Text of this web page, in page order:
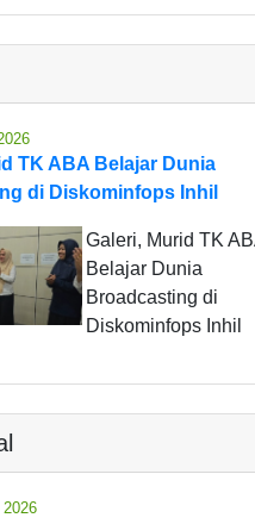
TK ABA Belajar Dunia
di Diskominfops Inhil
Galeri, Murid TK
Belajar Dunia
Broadcasting di
Diskominfops Inhil